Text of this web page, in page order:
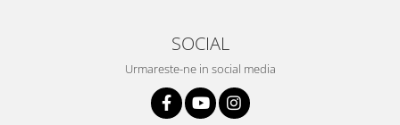
SOCIAL
Urmareste-ne in social media